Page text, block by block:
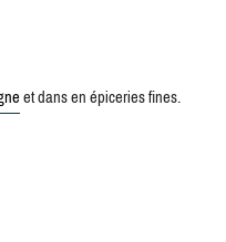
et dans en épiceries fines.